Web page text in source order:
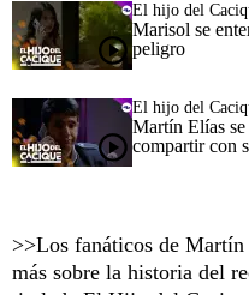
El hijo del
Marisol se
peligro
El hijo del
Martín Elías se
compartir con
>>Los fanáticos de
más sobre la historia del